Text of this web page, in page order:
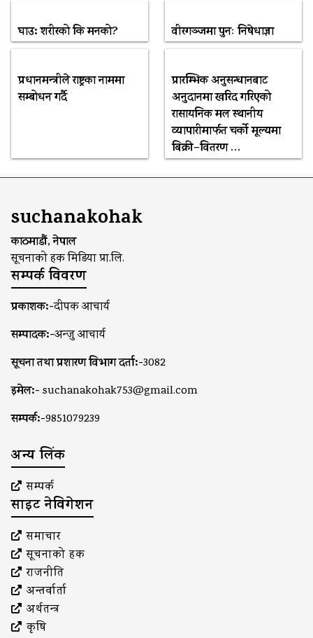
घाउ: शरीरको कि मनको? वीरगञ्जमा पुनः निषेधाज्ञा
प्रधानमन्त्रीले राष्ट्रका नाममा
सम्बोधन गर्दै
प्रारम्भिक अनुसन्धानबाट
अनुदानमा खरिद गरिएको
रासायनिक मल स्थानीय
व्यापारीमार्फत चर्को मूल्यमा
बिक्री–वितरण …
suchanakohak
काठमाडौं, नेपाल
सूचनाको हक मिडिया प्रा.लि.
सम्पर्क विवरण
प्रकाशक:-दीपक आचार्य
सम्पादक:-अन्जु आचार्य
सूचना तथा प्रशारण विभाग दर्ता:-3082
इमेल:- suchanakohak753@gmail.com
सम्पर्क:-9851079239
अन्य लिंक
सम्पर्क
साइट नेविगेशन
समाचार
सूचनाको हक
राजनीति
अन्तर्वार्ता
अर्थतन्त्र
कृषि